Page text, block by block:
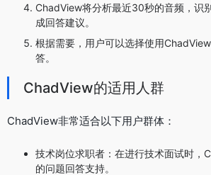
ChadView将分析最近30秒的音频，识
成回答建议。
根据需要，用户可以选择使用
答。
ChadView的适用人群
ChadView非常适合以下用户群体：
技术岗位求职者：在进行技术面试时，
的问题回答支持。